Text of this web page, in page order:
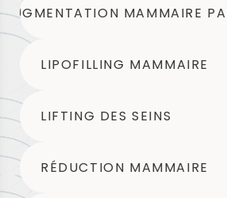
AUGMENTATION MAMMAIRE
LIPOFILLING MAMMAIRE
LIFTING DES SEINS
RÉDUCTION MAMMAIRE